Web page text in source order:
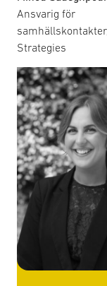
Ansvarig för
Strategies